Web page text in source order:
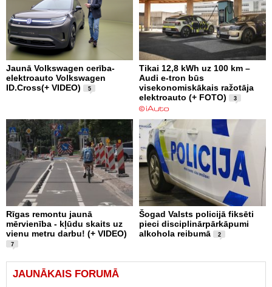
Jaunā Volkswagen cerība-
elektroauto Volkswagen
ID.Cross(+ VIDEO)
5
Tikai 12,8 kWh uz 100 km –
Audi e-tron būs
visekonomiskākais ražotāja
elektroauto (+ FOTO)
3
Rīgas remontu jaunā
mērvienība - kļūdu skaits uz
vienu metru darbu! (+ VIDEO)
7
Šogad Valsts policijā fiksēti
pieci disciplinārpārkāpumi
alkohola reibumā
2
JAUNĀKAIS FORUMĀ